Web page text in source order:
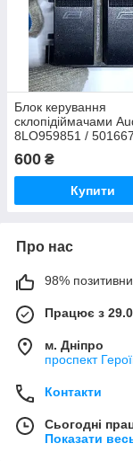
Блок керування
склопідіймачами
8LO959851 /
600 ₴
Купити
Про нас
98%
Працює з
м. Дніпро
проспект
Контакти
Сьогодні
Показати